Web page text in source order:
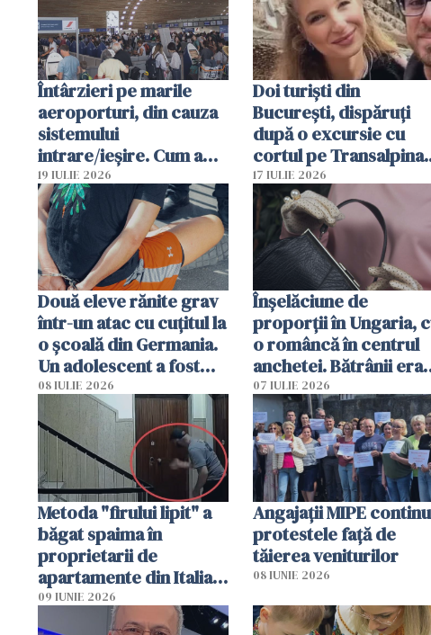
Întârzieri pe marile
aeroporturi, din cauza
sistemului
intrare/ieșire. Cum a
ajuns o femeie să fie
arestată în Cluj-Napoca
19 IULIE 2026
Doi turiști din
București, dispăruți
după o excursie cu
cortul pe Transalpina.
Poliția și familia îi
17 IULIE 2026
Două eleve rănite grav
într-un atac cu cuțitul la
o școală din Germania.
Un adolescent a fost
arestat
08 IULIE 2026
Înșelăciune de
proporții în Ungaria,
o româncă în centrul
anchetei. Bătrânii
puși să lase la poartă
genți cu aur și bani
07 IULIE 2026
Metoda "firului lipit" a
băgat spaima în
proprietarii de
apartamente din Italia.
Poliția, sesizată
09 IUNIE 2026
Angajaţii MIPE
protestele faţă de
tăierea veniturilor
08 IUNIE 2026